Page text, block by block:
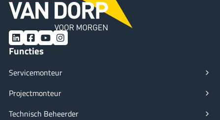
LinkedIn Facebook YouTube Instagram
Functies
Servicemonteur
Projectmonteur
Technisch Beheerder